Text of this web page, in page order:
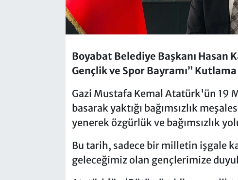
Boyabat Belediye Başkanı Hasan
Gençlik ve Spor Bayramı” Kutlama
Gazi Mustafa Kemal Atatürk'ün 19
basarak yaktığı bağımsızlık
yenerek özgürlük ve bağımsızlık
Bu tarih, sadece bir milletin işgale
geleceğimiz olan gençlerimize